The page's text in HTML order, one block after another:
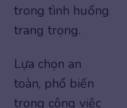
trong tình huống
trang trọng.
Lựa chọn an
toàn, phổ biến
trong công việc